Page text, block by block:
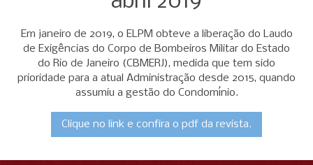
Em janeiro de 2019, o ELPM obteve a liberação do Laudo
de Exigências do Corpo de Bombeiros Militar do Estado
do Rio de Janeiro (CBMERJ), medida que tem sido
prioridade para a atual Administração desde 2015, quando
assumiu a gestão do Condomínio.
Clique no link e confira o pdf da revista.